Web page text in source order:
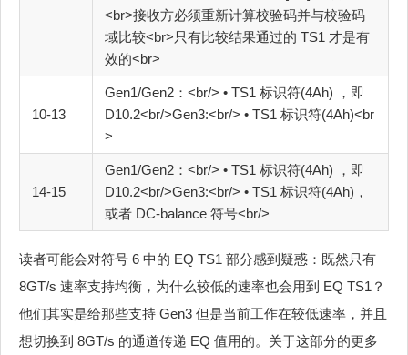
<br>接收方必须重新计算校验码并与校验码
域比较<br>只有比较结果通过的 TS1 才是有
效的<br>
10‐13
Gen1/Gen2：<br/> • TS1 标识符(4Ah) ，即
D10.2<br/>Gen3:<br/> • TS1 标识符(4Ah)<br
>
14‐15
Gen1/Gen2：<br/> • TS1 标识符(4Ah) ，即
D10.2<br/>Gen3:<br/> • TS1 标识符(4Ah)，
或者 DC-balance 符号<br/>
读者可能会对符号 6 中的 EQ TS1 部分感到疑惑：既然只有
8GT/s 速率支持均衡，为什么较低的速率也会用到 EQ TS1？
他们其实是给那些支持 Gen3 但是当前工作在较低速率，并且
想切换到 8GT/s 的通道传递 EQ 值用的。关于这部分的更多